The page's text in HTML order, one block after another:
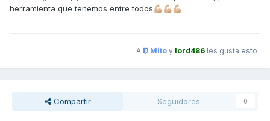
herramienta que tenemos entre todos 💪🏼 💪🏼 💪🏼
A Mito y lord486 les gusta esto
Compartir Seguidores 0